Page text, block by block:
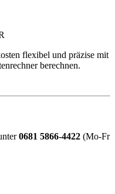
flexibel und präzise mit
berechnen.
0681 5866-4422 (Mo-Fr